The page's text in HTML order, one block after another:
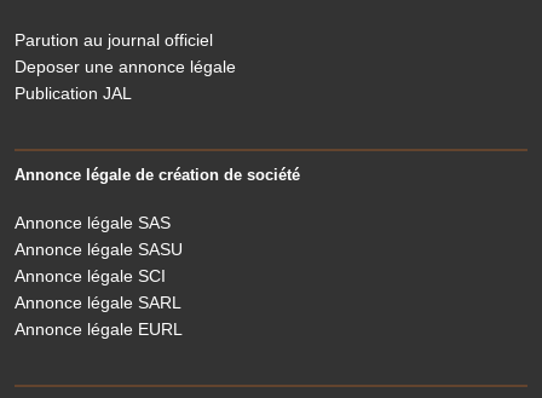
Parution au journal officiel
Deposer une annonce légale
Publication JAL
Annonce légale de création de société
Annonce légale SAS
Annonce légale SASU
Annonce légale SCI
Annonce légale SARL
Annonce légale EURL